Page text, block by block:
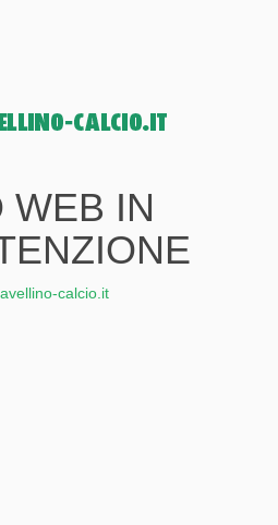
WEB IN
calcio.it